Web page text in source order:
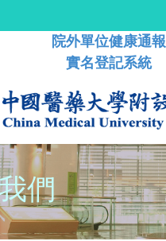
院外單位健康通報
實名登記系統
們